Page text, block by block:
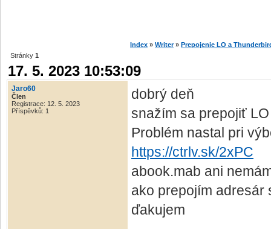
Index » Writer » Prepojenie LO a
Stránky 1
17. 5. 2023 10:53:09
Jaro60
Člen
Registrace: 12. 5. 2023
Příspěvků: 1
dobrý deň
snažím sa prepojiť
Problém nastal pri
https://ctrlv.sk/2xPC
abook.mab ani
ako prepojím adresár
ďakujem